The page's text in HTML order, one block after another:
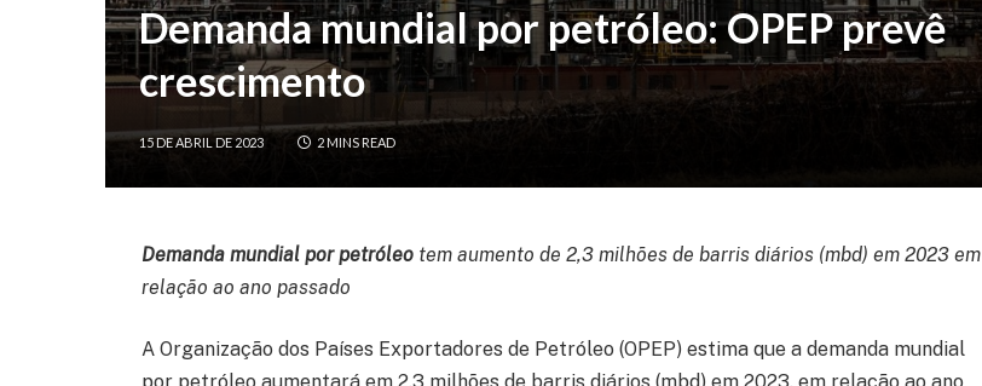
Demanda mundial por petróleo: OPEP prevê
crescimento
15 DE ABRIL DE 2023 2 MINS READ
Demanda mundial por petróleo tem aumento de 2,3 milhões de barris diários (mbd) em 2023 em
relação ao ano passado
A Organização dos Países Exportadores de Petróleo (OPEP) estima que a demanda mundial